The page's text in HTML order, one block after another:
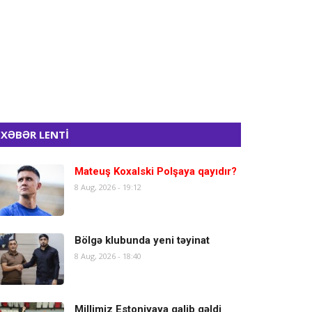
XƏBƏR LENTİ
Mateuş Koxalski Polşaya qayıdır?
8 Aug, 2026 - 19:12
Bölgə klubunda yeni təyinat
8 Aug, 2026 - 18:40
Millimiz Estoniyaya qalib gəldi